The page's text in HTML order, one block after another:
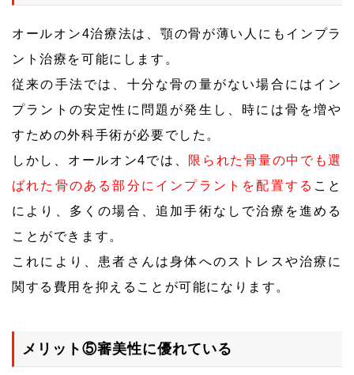
オールオン4治療法は、顎の骨が薄い人にもインプラ
ント治療を可能にします。
従来の手法では、十分な骨の量がない場合にはイン
プラントの安定性に問題が発生し、時には骨を増や
すための外科手術が必要でした。
しかし、オールオン4では、
限られた骨量の中でも選
ばれた骨のある部分にインプラントを配置する こと
により、多くの場合、追加手術なしで治療を進める
ことができます。
これにより、患者さんは身体へのストレスや治療に
関する費用を抑えることが可能になります。
メリット⑤審美性に優れている